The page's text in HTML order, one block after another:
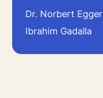
Dr. Norbert Egger
Ibrahim Gadalla